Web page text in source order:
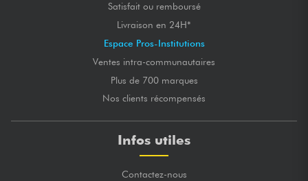
Satisfait ou remboursé
Livraison en 24H*
Espace Pros-Institutions
Ventes intra-communautaires
Plus de 700 marques
Nos clients récompensés
Infos utiles
Contactez-nous